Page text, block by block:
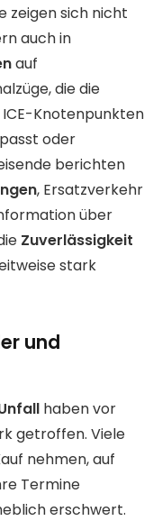
zeigen sich nicht
auch in
auf
die die
Knotenpunkten
oder
berichten
, Ersatzverkehr
über
Zuverlässigkeit
stark
und
haben vor
getroffen. Viele
nehmen, auf
Termine
erschwert.